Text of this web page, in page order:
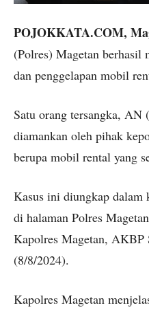
POJOKKATA.COM,
(Polres) Magetan berhasil
dan penggelapan mobil
Satu orang tersangka, AN
diamankan oleh pihak
berupa mobil rental yang
Kasus ini diungkap dalam
di halaman Polres
Kapolres Magetan, AKBP
(8/8/2024).
Kapolres Magetan